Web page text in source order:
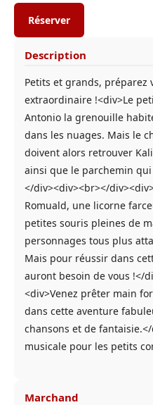
Réserver
Description
Petits et grands, préparez
extraordinaire !<div>Le
Antonio la grenouille
dans les nuages. Mais le
doivent alors retrouver
ainsi que le parchemin
</div><div><br></
Romuald, une licorne
petites souris pleines de
personnages tous plus
Mais pour réussir dans
auront besoin de vous !</
<div>Venez prêter main
dans cette aventure
chansons et de
musicale pour les petits
Marchand